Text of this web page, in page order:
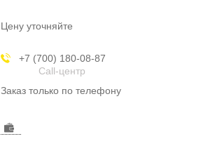
Цену уточняйте
+7 (700) 180-08-87
Call-центр
Заказ только по телефону